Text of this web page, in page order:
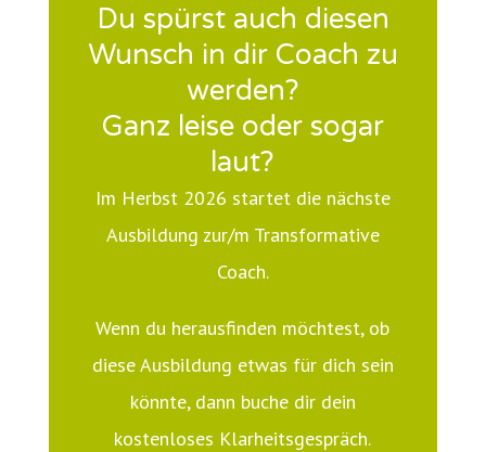
Du spürst auch diesen
Wunsch in dir Coach zu
werden?
Ganz leise oder sogar
laut?
Im Herbst 2026 startet die nächste
Ausbildung zur/m Transformative
Coach.
Wenn du herausfinden möchtest, ob
diese Ausbildung etwas für dich sein
könnte, dann buche dir dein
kostenloses Klarheitsgespräch.